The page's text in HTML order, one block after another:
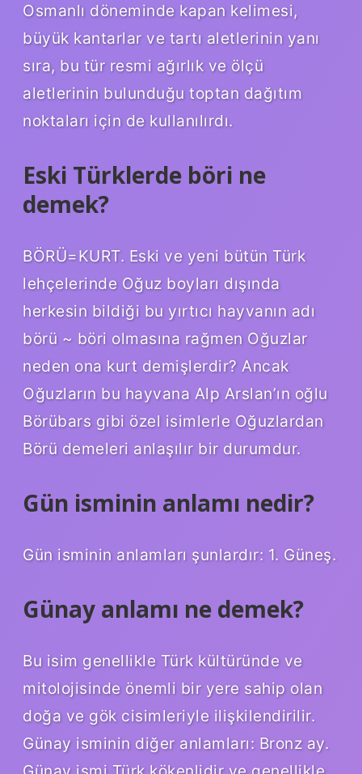
Osmanlı döneminde kapan kelimesi,
büyük kantarlar ve tartı aletlerinin yanı
sıra, bu tür resmi ağırlık ve ölçü
aletlerinin bulunduğu toptan dağıtım
noktaları için de kullanılırdı.
Eski Türklerde böri ne
demek?
BÖRÜ=KURT. Eski ve yeni bütün Türk
lehçelerinde Oğuz boyları dışında
herkesin bildiği bu yırtıcı hayvanın adı
börü ~ böri olmasına rağmen Oğuzlar
neden ona kurt demişlerdir? Ancak
Oğuzların bu hayvana Alp Arslan’ın oğlu
Börübars gibi özel isimlerle Oğuzlardan
Börü demeleri anlaşılır bir durumdur.
Gün isminin anlamı nedir?
Gün isminin anlamları şunlardır: 1. Güneş.
Günay anlamı ne demek?
Bu isim genellikle Türk kültüründe ve
mitolojisinde önemli bir yere sahip olan
doğa ve gök cisimleriyle ilişkilendirilir.
Günay isminin diğer anlamları: Bronz ay.